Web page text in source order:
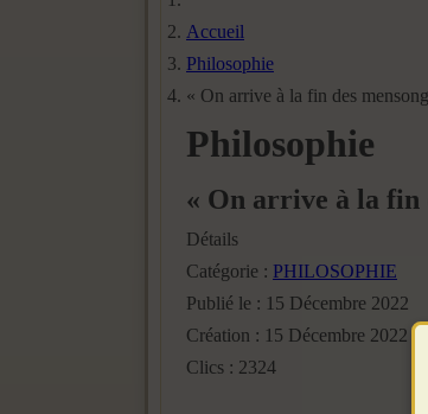
Accueil
Philosophie
« On arrive à la fin des
Philosophie
« On arrive à la fin
Détails
Catégorie : PHILOSOPHIE
Publié le : 15 Décembre 2022
Création : 15 Décembre 2022
Clics : 2324